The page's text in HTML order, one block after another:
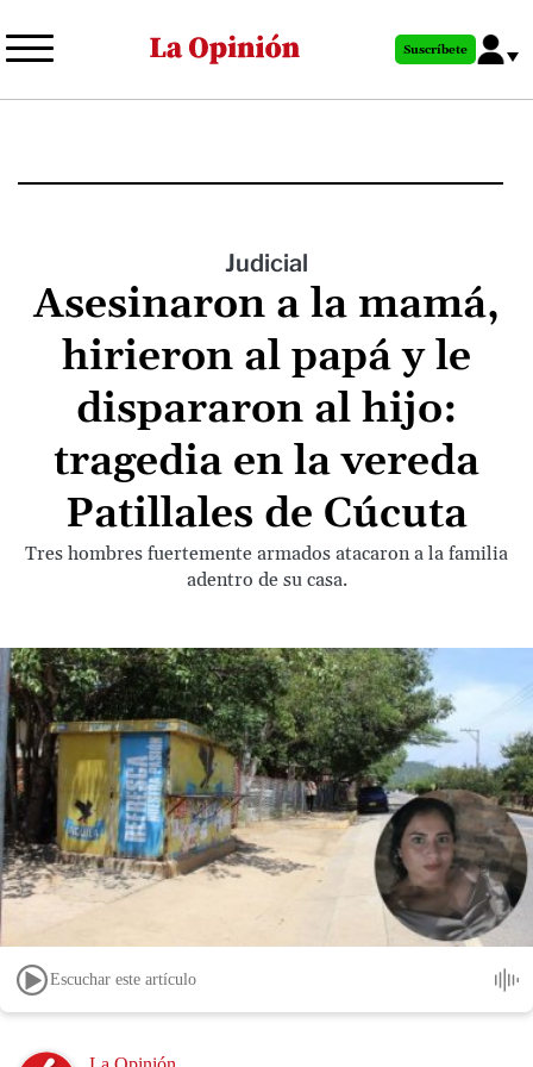
al
principal
Suscríbete
Judicial
Asesinaron a la mamá,
hirieron al papá y le
dispararon al hijo:
tragedia en la vereda
Patillales de Cúcuta
Tres hombres fuertemente armados atacaron a la familia
adentro de su casa.
Escuchar este artículo